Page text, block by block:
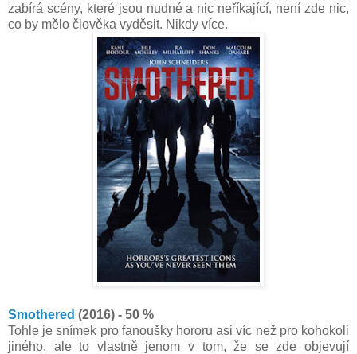
zabírá scény, které jsou nudné a nic neříkající, není zde nic,
co by mělo člověka vyděsit. Nikdy více.
Smothered (2016) - 50 %
Tohle je snímek pro fanoušky hororu asi víc než pro kohokoli
jiného, ale to vlastně jenom v tom, že se zde objevují